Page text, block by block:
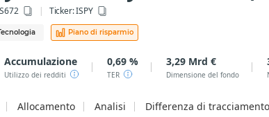
Ticker:ISPY
Piano di risparmio
Accumulazione
Utilizzo dei redditi
0,69 %
TER
3,29 Mrd €
Dimensione del fondo
Allocamento Analisi Differenza di tracciamento